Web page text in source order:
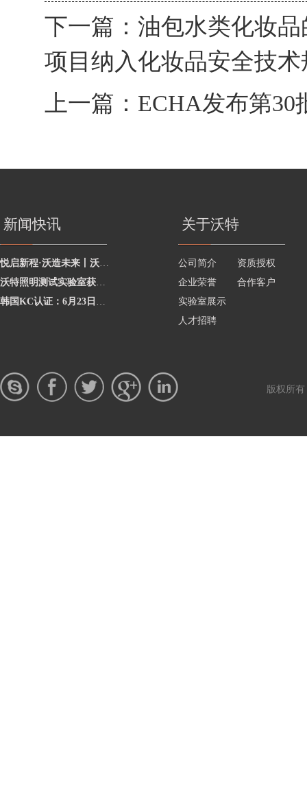
下一篇： 油包水类化妆
项目纳入化妆品安全技术
上一篇： ECHA发布第30
新闻快讯
悦启新程·沃造未来丨沃特学院2026年度讲师聘任暨2025年度优秀讲师颁奖活动圆
沃特照明测试实验室获澳洲灯具最新标准CNAS资质，助力企业合规出海澳洲市场
韩国KC认证：6月23日起将执行更严格的网络摄像头安全要求
关于沃特
公司简介
资质授权
企业荣誉
合作客户
实验室展示
人才招聘
版权所